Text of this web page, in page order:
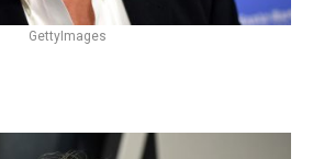
GettyImages